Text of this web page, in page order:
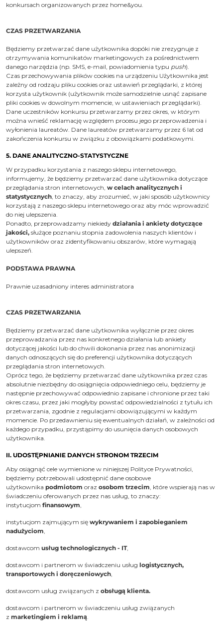
konkursach organizowanych przez home&you.
CZAS PRZETWARZANIA
Będziemy przetwarzać dane użytkownika dopóki nie zrezygnuje z
otrzymywania komunikatów marketingowych za pośrednictwem
danego narzędzia (np. SMS, e-mail, powiadomienia typu push).
Czas przechowywania plików cookies na urządzeniu Użytkownika jest
zależny od rodzaju pliku cookies oraz ustawień przeglądarki, z której
korzysta użytkownik (użytkownik może samodzielnie usnąć zapisane
pliki cookies w dowolnym momencie, w ustawieniach przeglądarki).
Dane uczestników konkursu przetwarzamy przez okres, w którym
można wnieść reklamację względem procesu jego przeprowadzenia i
wyłonienia laureatów. Dane laureatów przetwarzamy przez 6 lat od
zakończenia konkursu w związku z obowiązkami podatkowymi.
5. DANE ANALITYCZNO-STATYSTYCZNE
W przypadku korzystania z naszego sklepu internetowego,
informujemy, że będziemy przetwarzać dane użytkownika dotyczące
przeglądania stron internetowych, w celach analitycznych i
statystycznych , to znaczy, aby zrozumieć, w jaki sposób użytkownicy
korzystają z naszego sklepu internetowego oraz aby móc wprowadzić
do niej ulepszenia.
Ponadto, przeprowadzamy niekiedy działania i ankiety dotyczące
jakości, służące poznaniu stopnia zadowolenia naszych klientów i
użytkowników oraz zidentyfikowaniu obszarów, które wymagają
ulepszeń.
PODSTAWA PRAWNA
Prawnie uzasadniony interes administratora
CZAS PRZETWARZANIA
Będziemy przetwarzać dane użytkownika wyłącznie przez okres
przeprowadzania przez nas konkretnego działania lub ankiety
dotyczącej jakości lub do chwili dokonania przez nas anonimizacji
danych odnoszących się do preferencji użytkownika dotyczących
przeglądania stron internetowych.
Oprócz tego, że będziemy przetwarzać dane użytkownika przez czas
absolutnie niezbędny do osiągnięcia odpowiedniego celu, będziemy je
następnie przechowywać odpowiednio zapisane i chronione przez taki
okres czasu, przez jaki mogłyby powstać odpowiedzialności z tytułu ich
przetwarzania, zgodnie z regulacjami obowiązującymi w każdym
momencie. Po przedawnieniu się ewentualnych działań, w zależności od
każdego przypadku, przystąpimy do usunięcia danych osobowych
użytkownika.
II. UDOSTĘPNIANIE DANYCH STRONOM TRZECIM
Aby osiągnąć cele wymienione w niniejszej Polityce Prywatności,
będziemy potrzebowali udostępnić dane osobowe
użytkownika podmiotom oraz osobom trzecim , które wspierają nas w
świadczeniu oferowanych przez nas usług, to znaczy:
instytucjom finansowym
instytucjom zajmującym się wykrywaniem i zapobieganiem
nadużyciom
dostawcom usług technologicznych - IT,
dostawcom i partnerom w świadczeniu usług logistycznych,
transportowych i doręczeniowych
dostawcom usług związanych z obsługą klienta.
dostawcom i partnerom w świadczeniu usług związanych
z marketingiem i reklamą